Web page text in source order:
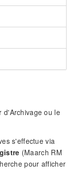
d'Archivage ou le
s'effectue via
(Maarch RM
pour afficher